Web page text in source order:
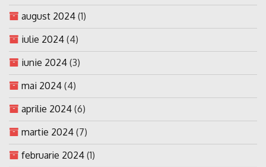
august 2024 (1)
iulie 2024 (4)
iunie 2024 (3)
mai 2024 (4)
aprilie 2024 (6)
martie 2024 (7)
februarie 2024 (1)